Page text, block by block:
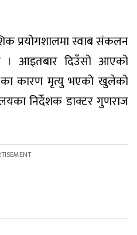
प्रयोगशालमा स्वाब संकलन
। आइतबार दिउँसो आएको
का कारण मृत्यु भएको खुलेको
निर्देशक डाक्टर गुणराज